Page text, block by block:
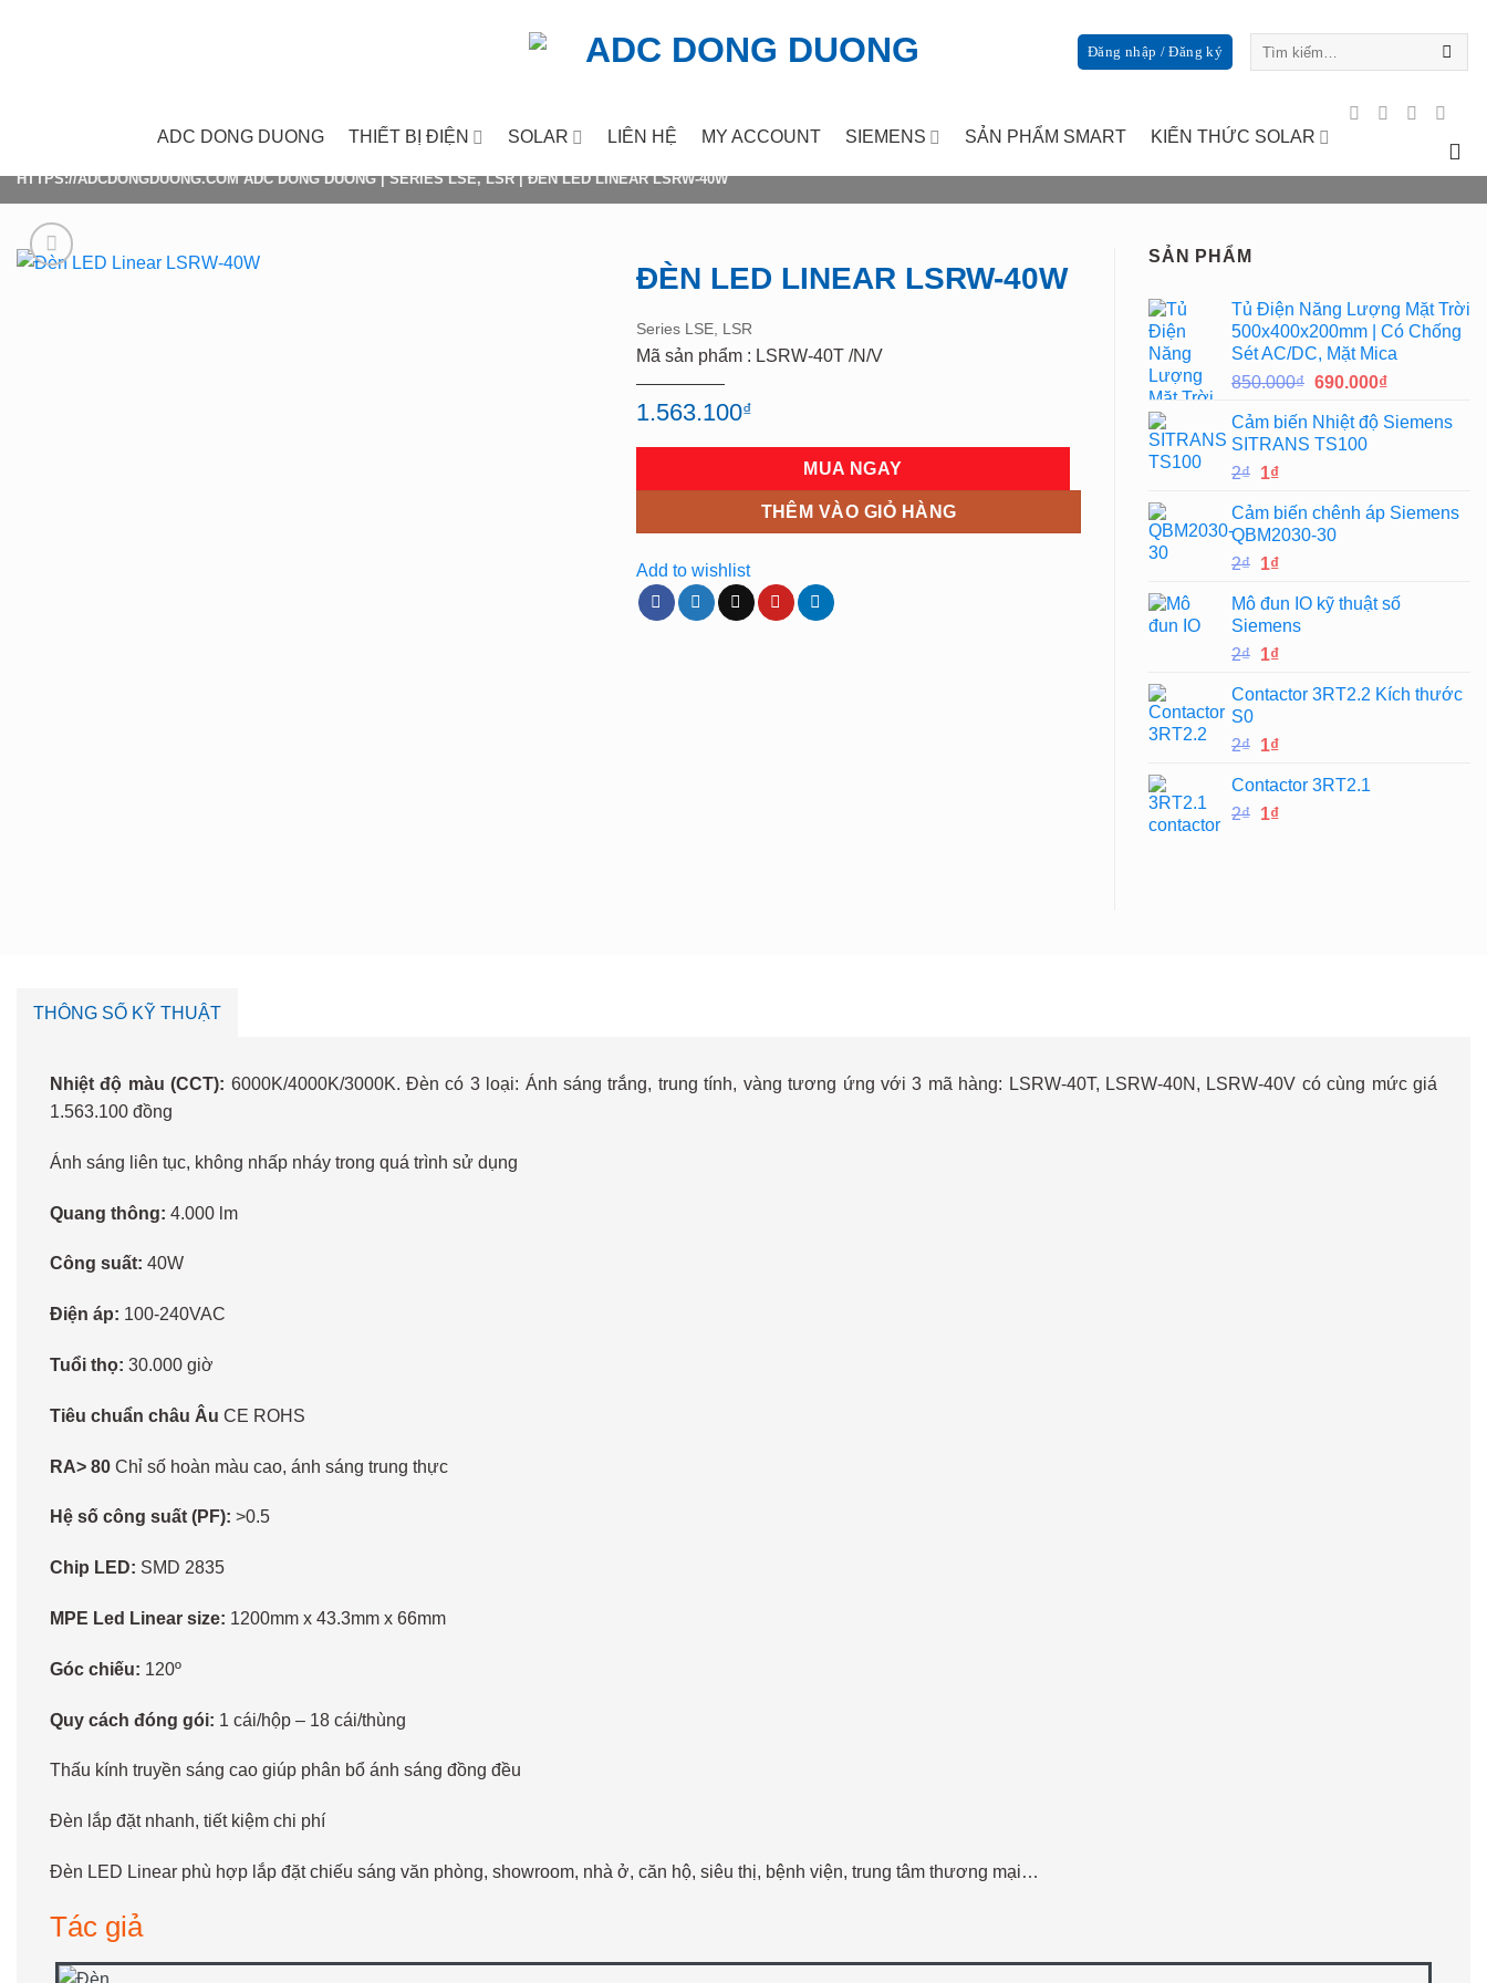
Đăng nhập / Đăng ký
ADC DONG DUONG THIẾT BỊ ĐIỆN SOLAR LIÊN HỆ MY ACCOUNT SIEMENS SẢN PHẨM SMART KIẾN THỨC SOLAR
HTTPS://ADCDONGDUONG.COM ADC DONG DUONG|SERIES LSE, LSR|ĐÈN LED LINEAR LSRW-40W
ĐÈN LED LINEAR LSRW-40W
Series LSE, LSR
Mã sản phẩm : LSRW-40T /N/V
1.563.100₫
MUA NGAY
THÊM VÀO GIỎ HÀNG
Add to wishlist
SẢN PHẨM
Tủ Điện Năng Lượng Mặt Trời
500x400x200mm | Có Chống
Sét AC/DC, Mặt Mica
850.000₫ Giá
là:
850.000₫.
690.000₫Giá
tại
Cảm biến Nhiệt độ Siemens
SITRANS TS100
2₫ Giá
là:
2₫.
1₫Giá
tại
là:
1₫.
Cảm biến chênh áp Siemens
QBM2030-30
2₫ Giá
là:
2₫.
1₫Giá
tại
là:
1₫.
Mô đun IO kỹ thuật số
Siemens
2₫ Giá
là:
1₫Giá
tại
1₫.
Contactor 3RT2.2 Kích thước
S0
2₫ Giá
là:
2₫.
1₫Giá
tại
là:
Contactor 3RT2.1
2₫ Giá
1₫Giá
THÔNG SỐ KỸ THUẬT
Nhiệt độ màu (CCT): 6000K/4000K/3000K. Đèn có 3 loại: Ánh sáng trắng, trung tính, vàng tương ứng với 3 mã hàng: LSRW-40T, LSRW-40N, LSRW-40V có cùng mức giá
1.563.100 đồng
Ánh sáng liên tục, không nhấp nháy trong quá trình sử dụng
Quang thông: 4.000 lm
Công suất: 40W
Điện áp: 100-240VAC
Tuổi thọ: 30.000 giờ
Tiêu chuẩn châu Âu CE ROHS
RA> 80 Chỉ số hoàn màu cao, ánh sáng trung thực
Hệ số công suất (PF): >0.5
Chip LED: SMD 2835
MPE Led Linear size: 1200mm x 43.3mm x 66mm
Góc chiếu: 120º
Quy cách đóng gói: 1 cái/hộp – 18 cái/thùng
Thấu kính truyền sáng cao giúp phân bổ ánh sáng đồng đều
Đèn lắp đặt nhanh, tiết kiệm chi phí
Đèn LED Linear phù hợp lắp đặt chiếu sáng văn phòng, showroom, nhà ở, căn hộ, siêu thị, bệnh viện, trung tâm thương mại…
Tác giả